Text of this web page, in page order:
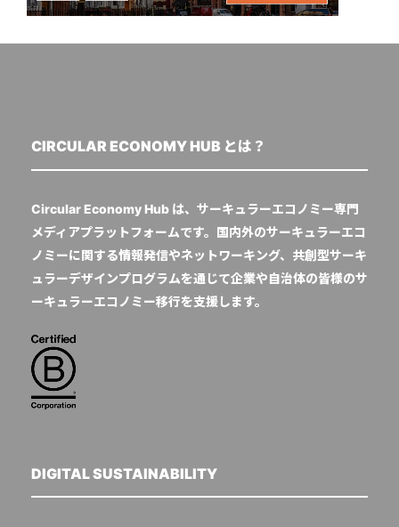
CIRCULAR ECONOMY HUB とは？
Circular Economy Hub は、サーキュラーエコノミー専門
メディアプラットフォームです。国内外のサーキュラーエコ
ノミーに関する情報発信やネットワーキング、共創型サーキ
ュラーデザインプログラムを通じて企業や自治体の皆様のサ
ーキュラーエコノミー移行を支援します。
DIGITAL SUSTAINABILITY